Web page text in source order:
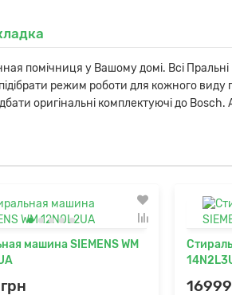
помічниця у Вашому домі. Всі
режим роботи для кожного виду
оригінальні комплектуючі до
машина SIEMENS WM